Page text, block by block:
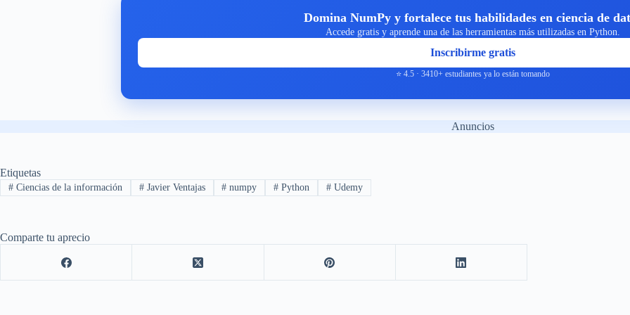
Domina NumPy y fortalece tus habilidades en ciencia de
Accede gratis y aprende una de las herramientas más utilizadas en Python.
Inscribirme gratis
⭐ 4.5 · 3410+ estudiantes ya lo están tomando
Anuncios
Etiquetas
#Ciencias de la información #Javier Ventajas # numpy # Python # Udemy
Comparte tu aprecio